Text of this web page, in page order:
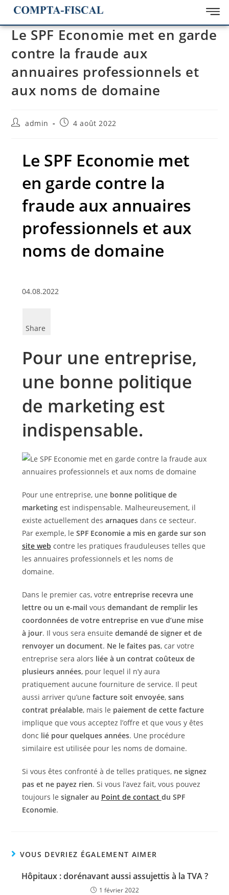
Le SPF Economie met en garde
contre la fraude aux
annuaires professionnels et
aux noms de domaine
admin 4 août 2022
Le SPF Economie met
en garde contre la
fraude aux annuaires
professionnels et aux
noms de domaine
04.08.2022
Share
Pour une entreprise,
une bonne politique
de marketing est
indispensable.
Pour une entreprise, une bonne politique de
marketingest indispensable. Malheureusement, il
existe actuellement des arnaquesdans ce secteur.
Par exemple, le SPF Economie a mis en garde sur son
site web contre les pratiques frauduleuses telles que
les annuaires professionnels et les noms de
domaine.
Dans le premier cas, votre entreprise recevra une
lettre ou un e-mail vous demandant de remplir les
coordonnées de votre entreprise en vue d’une mise
à jour. Il vous sera ensuite demandé de signer et de
renvoyer un document. Ne le faites pas, car votre
entreprise sera alors liée à un contrat coûteux de
plusieurs années, pour lequel il n’y aura
pratiquement aucune fourniture de service. Il peut
aussi arriver qu’une facture soit envoyée,sans
contrat préalable, mais le paiement de cette facture
implique que vous acceptez l’offre et que vous y êtes
donc lié pour quelques années. Une procédure
similaire est utilisée pour les noms de domaine.
Si vous êtes confronté à de telles pratiques, ne signez
pas et ne payez rien. Si vous l’avez fait, vous pouvez
toujours le signaler au Point de contact du SPF
Economie.
VOUS DEVRIEZ ÉGALEMENT AIMER
Hôpitaux : dorénavant aussi assujettis à la TVA ?
1 février 2022